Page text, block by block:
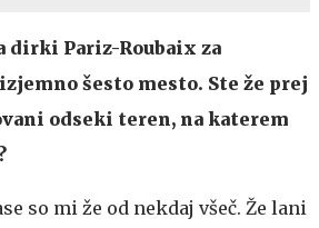
dirki Pariz-Roubaix za
šesto mesto. Ste že prej
odseki teren, na katerem
so mi že od nekdaj všeč. Že lani